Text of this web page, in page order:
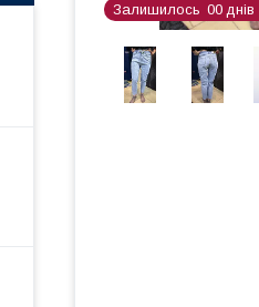
Залишилось 00 днів